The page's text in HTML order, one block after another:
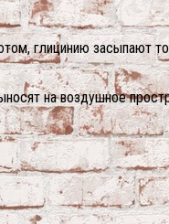
глицинию засыпают
на воздушное